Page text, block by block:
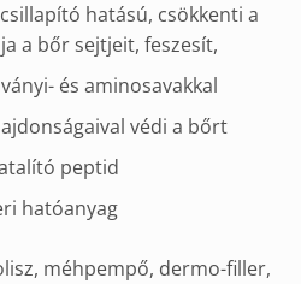
hatású, csökkenti a
a bőr sejtjeit, feszesít,
és aminosavakkal
védi a bőrt
peptid
hatóanyag
méhpempő, dermo-filler,